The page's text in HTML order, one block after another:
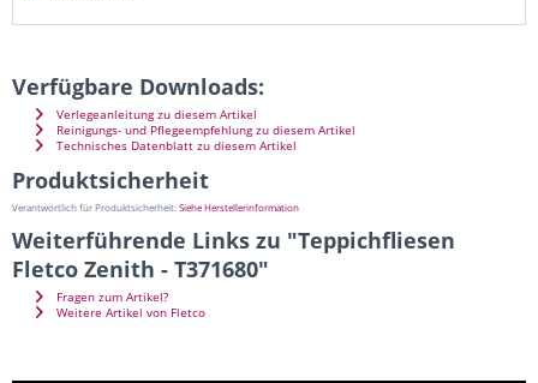
Verfügbare Downloads:
Verlegeanleitung zu diesem Artikel
Reinigungs- und Pflegeempfehlung zu diesem Artikel
Technisches Datenblatt zu diesem Artikel
Produktsicherheit
Verantwortlich für Produktsicherheit:Siehe Herstellerinformation
Weiterführende Links zu "Teppichfliesen
Fletco Zenith - T371680"
Fragen zum Artikel?
Weitere Artikel von Fletco